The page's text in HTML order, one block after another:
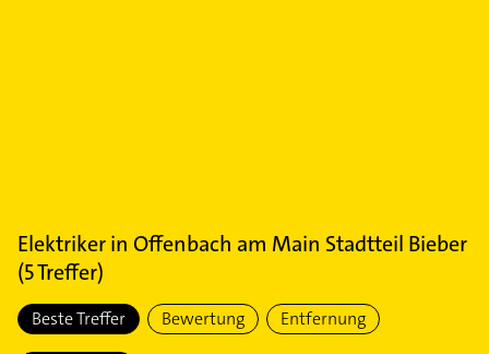
Elektrikerin Offenbach am Main Stadtteil Bieber
(5Treffer)
Beste Treffer Bewertung Entfernung